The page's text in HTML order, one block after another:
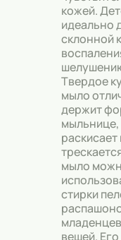
кожей.
идеально
склонной
Твердое
мыло
держит
мыльнице,
раскисает
мыло
стирки
вещей. Его